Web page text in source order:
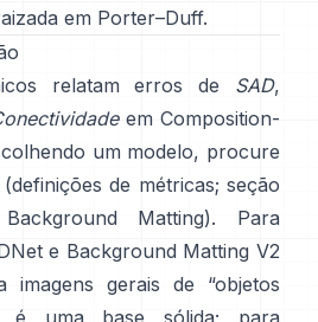
em Porter–Duff.
relatam erros de SAD,
em Composition-
um modelo, procure
(definições de métricas; seção
Matting). Para
e Background Matting V2
imagens gerais de “objetos
uma base sólida; para